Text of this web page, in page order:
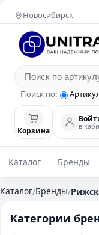
Новосибирск
Поиск по:
Корзина в
Каталог Бренды
Каталог/Бренды/
Категории